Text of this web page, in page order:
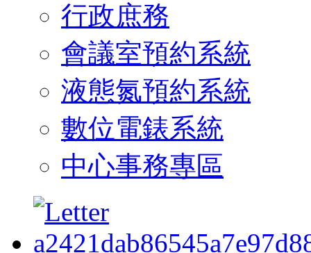
行政庶務
會議室預約系統
液態氮預約系統
數位電錶系統
中心事務專區